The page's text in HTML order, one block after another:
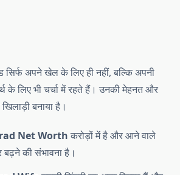
सिर्फ अपने खेल के लिए ही नहीं, बल्कि अपनी
के लिए भी चर्चा में रहते हैं। उनकी मेहनत और
बनाया है।
Net Worth करोड़ों में है और आने वाले
की संभावना है।